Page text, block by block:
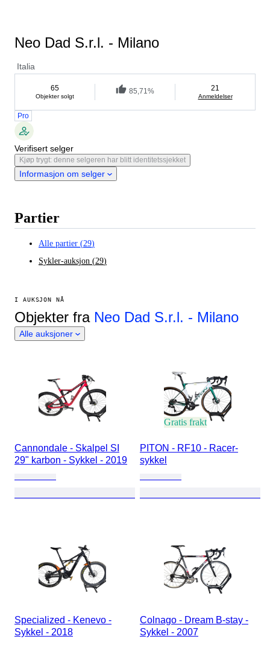
Neo Dad S.r.l. - Milano
Italia
65
Objekter solgt
85,71% 21
Anmeldelser
Pro
Verifisert selger
Kjøp trygt: denne selgeren har blitt identitetssjekket
Informasjon om selger
Partier
Alle partier (29)
Sykler-auksjon (29)
I AUKSJON NÅ
Objekter fra Neo Dad S.r.l. - Milano
Alle auksjoner
Cannondale - Skalpel SI
29" karbon - Sykkel - 2019
Gratis frakt
PITON - RF10 - Racer-
sykkel
Specialized - Kenevo -
Sykkel - 2018
Colnago - Dream B-stay -
Sykkel - 2007